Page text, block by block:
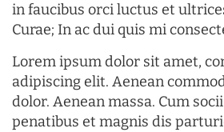
in faucibus orci luctus et
Curae; In ac dui quis mi
Lorem ipsum dolor sit amet,
adipiscing elit. Aenean
dolor. Aenean massa. Cum
penatibus et magnis dis